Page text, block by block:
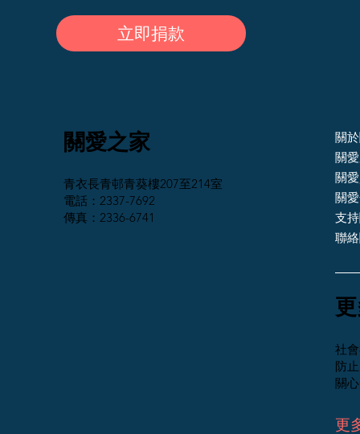
關愛之家
青衣長青邨青葵樓207至214室
電話：2337-7692
傳真：2336-6741
關
關
關
關
支
聯
社
防
關
更
立即捐款